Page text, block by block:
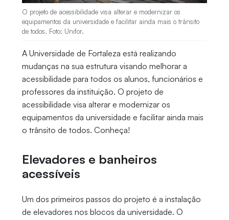
O projeto de acessibilidade visa alterar e modernizar os
equipamentos da universidade e facilitar ainda mais o trânsito
de todos. Foto: Unifor.
A Universidade de Fortaleza está realizando
mudanças na sua estrutura visando melhorar a
acessibilidade para todos os alunos, funcionários e
professores da instituição. O projeto de
acessibilidade visa alterar e modernizar os
equipamentos da universidade e facilitar ainda mais
o trânsito de todos. Conheça!
Elevadores e banheiros
acessíveis
Um dos primeiros passos do projeto é a instalação
de elevadores nos blocos da universidade. O